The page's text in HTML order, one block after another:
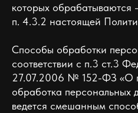
которых обрабатываются
п. 4.3.2 настоящей
Способы обработки
соответствии с п.3 ст.3
27.07.2006 № 152-ФЗ «О
обработка
ведется смешанным